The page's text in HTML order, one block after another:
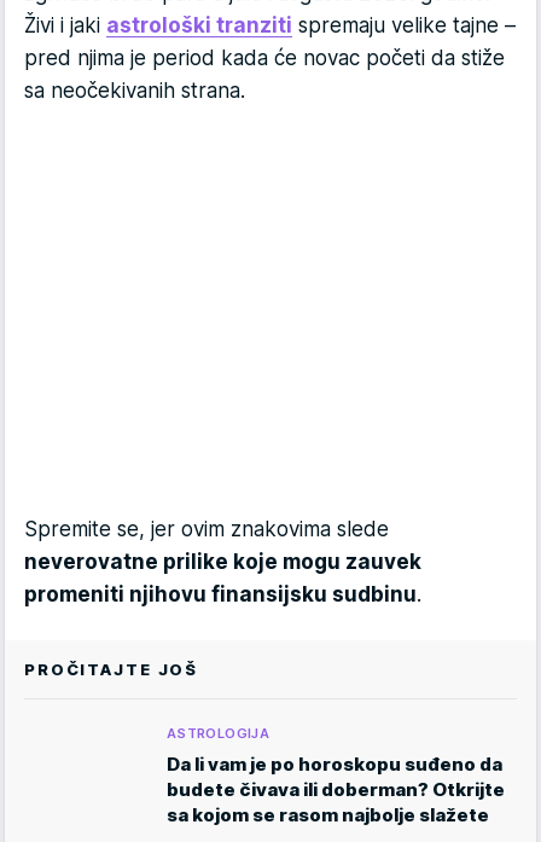
Živi i jaki astrološki tranziti spremaju velike tajne –
pred njima je period kada će novac početi da stiže
sa neočekivanih strana.
Spremite se, jer ovim znakovima slede
neverovatne prilike koje mogu zauvek
promeniti njihovu finansijsku sudbinu.
PROČITAJTE JOŠ
ASTROLOGIJA
Da li vam je po horoskopu suđeno da
budete čivava ili doberman? Otkrijte
sa kojom se rasom najbolje slažete